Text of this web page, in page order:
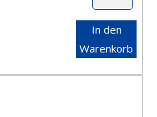
In den
Warenkorb